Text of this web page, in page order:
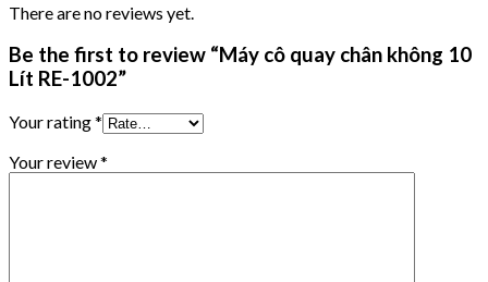
There are no reviews yet.
Be the first to review “Máy cô quay chân không 10
Lít RE-1002”
Your rating*
Your review*